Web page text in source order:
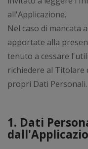
all'Applicazione.
Nel caso di mancata
apportate alla
tenuto a cessare
richiedere al
propri Dati Personali.
1. Dati